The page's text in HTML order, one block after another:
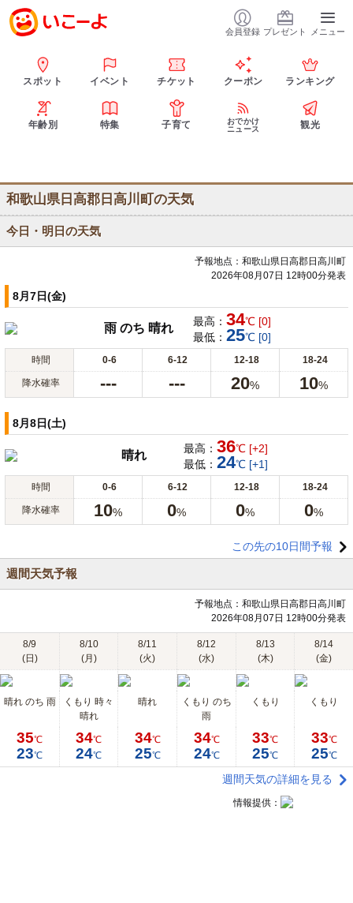
会員登録 プレゼント メニュー
スポット イベント チケット クーポン ランキング
年齢別 特集 子育て
おでかけ
ニュース
観光
和歌山県日高郡日高川町の天気
今日・明日の天気
予報地点：和歌山県日高郡日高川町
2026年08月07日 12時00分発表
8月7日(金)
雨 のち 晴れ 最高： 34℃ [0]
最低： 25℃ [0]
時間 0-6 6-12 12-18 18-24
降水確率 --- --- 20% 10%
8月8日(土)
晴れ 最高： 36℃ [+2]
最低： 24℃ [+1]
時間 0-6 6-12 12-18 18-24
降水確率 10% 0% 0% 0%
この先の10日間予報
週間天気予報
予報地点：和歌山県日高郡日高川町
2026年08月07日 12時00分発表
8/9
(日)
8/10
(月)
8/11
(火)
8/12
(水)
8/13
(木)
8/14
(金)
晴れ のち 雨
くもり 時々
晴れ
晴れ
くもり のち
雨
くもり くもり
35℃
23℃
34℃
24℃
34℃
25℃
34℃
24℃
33℃
25℃
33℃
25℃
週間天気の詳細を見る
情報提供：